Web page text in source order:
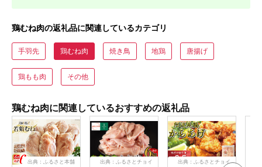
鶏むね肉の返礼品に関連しているカテゴリ
手羽先 鶏むね肉 焼き鳥 地鶏 唐揚げ
鶏もも肉 その他
鶏むね肉に関連しているおすすめの返礼品
出典：ふるさと本舗
出典：ふるさとチョイ
出典：ふるさとチョイ